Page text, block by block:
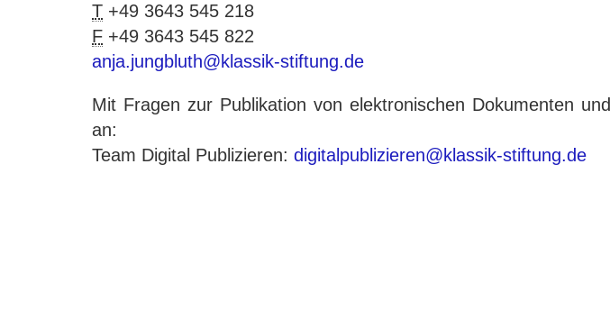
T +49 3643 545 218
F +49 3643 545 822
anja.jungbluth@klassik-stiftung.de
Mit Fragen zur Publikation von elektronischen Dokumenten
an:
Team Digital Publizieren: digitalpublizieren@klassik-stiftung.de